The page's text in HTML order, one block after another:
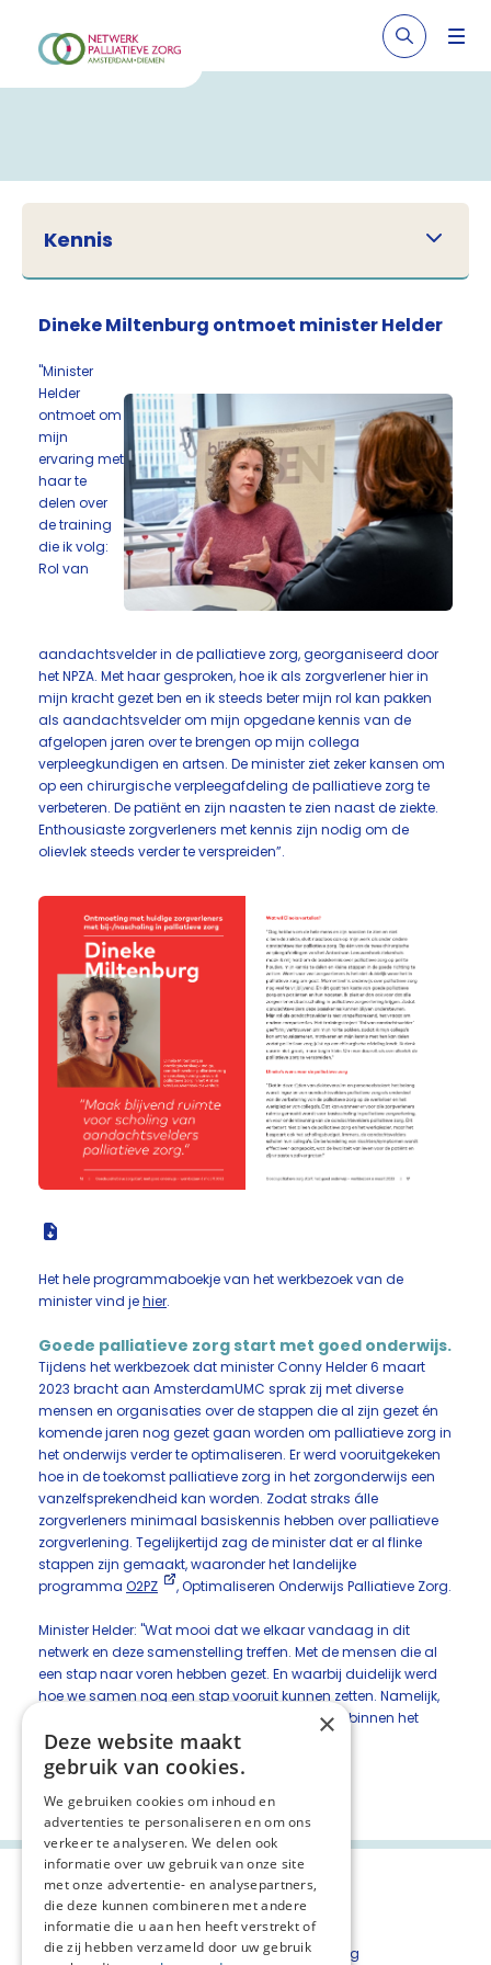
Kennis
Dineke Miltenburg ontmoet minister Helder
"Minister
Helder
ontmoet om
mijn
ervaring met
haar te
delen over
de training
die ik volg:
Rol van
aandachtsvelder in de palliatieve zorg, georganiseerd door
het NPZA. Met haar gesproken, hoe ik als zorgverlener hier in
mijn kracht gezet ben en ik steeds beter mijn rol kan pakken
als aandachtsvelder om mijn opgedane kennis van de
afgelopen jaren over te brengen op mijn collega
verpleegkundigen en artsen. De minister ziet zeker kansen om
op een chirurgische verpleegafdeling de palliatieve zorg te
verbeteren. De patiënt en zijn naasten te zien naast de ziekte.
Enthousiaste zorgverleners met kennis zijn nodig om de
olievlek steeds verder te verspreiden”.
Het hele programmaboekje van het werkbezoek van de
minister vind jehier.
Goede palliatieve zorg start met goed onderwijs.
Tijdens het werkbezoek dat minister Conny Helder 6 maart
2023 bracht aan AmsterdamUMC sprak zij met diverse
mensen en organisaties over de stappen die al zijn gezet én
komende jaren nog gezet gaan worden om palliatieve zorg in
het onderwijs verder te optimaliseren. Er werd vooruitgekeken
hoe in de toekomst palliatieve zorg in het zorgonderwijs een
vanzelfsprekendheid kan worden. Zodat straks álle
zorgverleners minimaal basiskennis hebben over palliatieve
zorgverlening. Tegelijkertijd zag de minister dat er al flinke
stappen zijn gemaakt, waaronder het landelijke
programma O2PZ , Optimaliseren Onderwijs Palliatieve Zorg.
Minister Helder: "Wat mooi dat we elkaar vandaag in dit
netwerk en deze samenstelling treffen. Met de mensen die al
een stap naar voren hebben gezet. En waarbij duidelijk werd
hoe we samen nog een stap vooruit kunnen zetten. Namelijk,
door kennis over palliatieve zorg te verankeren binnen het
onderwijs op alle niveaus"
Deel deze pagina:
Inschrijven nieuwsbrief Privacyverklaring
×
Deze website maakt
gebruik van cookies.
We gebruiken cookies om inhoud en
advertenties te personaliseren en om ons
verkeer te analyseren. We delen ook
informatie over uw gebruik van onze site
met onze advertentie- en analysepartners,
die deze kunnen combineren met andere
informatie die u aan hen heeft verstrekt of
die zij hebben verzameld door uw gebruik